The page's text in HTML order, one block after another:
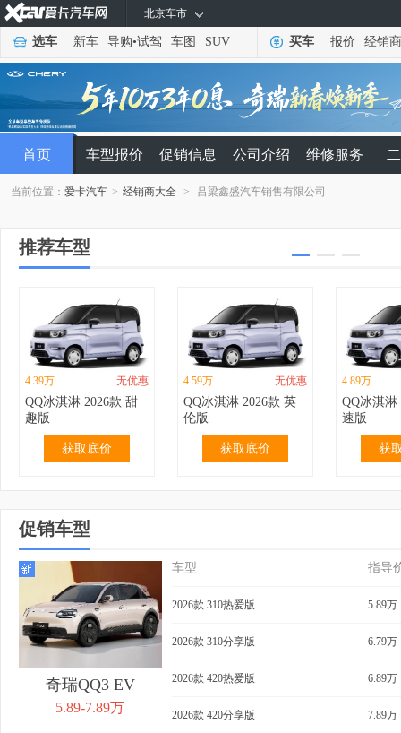
北京车市
选车 新车 导购•试驾 车图 SUV 买车 报价 经销商
首页 车型报价 促销信息 公司介绍 维修服务
当前位置：爱卡汽车 > 经销商大全 > 吕梁鑫盛汽车销售有限公司
推荐车型
4.39万 无优惠
QQ冰淇淋 2026款 甜
趣版
获取底价
4.59万 无优惠
QQ冰淇淋 2026款 英
伦版
获取底价
4.89万
QQ冰淇淋
速版
获
2.99万
QQ冰淇淋 2024款 青
春版 120km 奶昔
获取底价
3.19万
春版 120km 香草
获取底价
3.69万
155km 圣
获
促销车型
奇瑞QQ3 EV
5.89-7.89万
车型 指导
2026款 310热爱版 5.89万
2026款 310分享版 6.79万
2026款 420热爱版 6.89万
2026款 420分享版 7.89万